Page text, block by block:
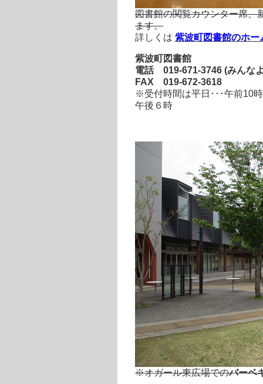
図書館の閲覧カウンター席、
ます。
詳しくは 紫波町図書館のホー
紫波町図書館
電話 019-671-3746 (みんな
FAX 019-672-3618
※受付時間は平日･･･午前10
午後６時
※オガール東広場でのバーベ